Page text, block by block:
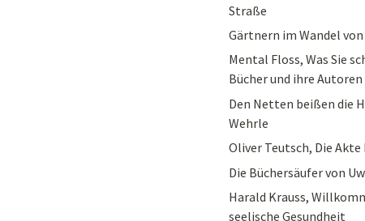
Straße
Gärtnern im Wandel
Mental Floss, Was Sie
Bücher und ihre
Den Netten beißen die
Wehrle
Oliver Teutsch, Die
Die Büchersäufer von
Harald Krauss,
seelische Gesundheit